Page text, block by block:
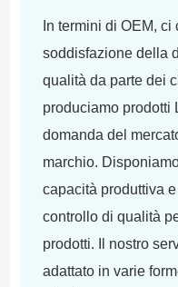
In termini di OEM,
soddisfazione della
qualità da parte dei
produciamo prodotti
domanda del
marchio.
capacità produttiva
controllo di qualità
prodotti. Il nostro
adattato in varie